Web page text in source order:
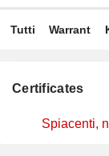
Tutti Warrant
Certificates
Spiacenti,